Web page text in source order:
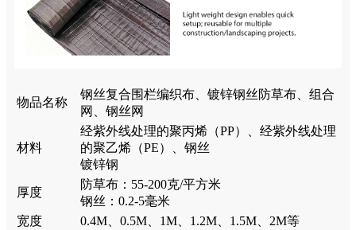
物品名称
钢丝复合围栏编织布、镀锌钢丝防草布、组合
网、钢丝网
材料
经紫外线处理的聚丙烯（PP）、经紫外线处理
的聚乙烯（PE）、钢丝
镀锌钢
厚度
防草布：55-200克/平方米
钢丝：0.2-5毫米
宽度
0.4M、0.5M、1M、1.2M、1.5M、2M等